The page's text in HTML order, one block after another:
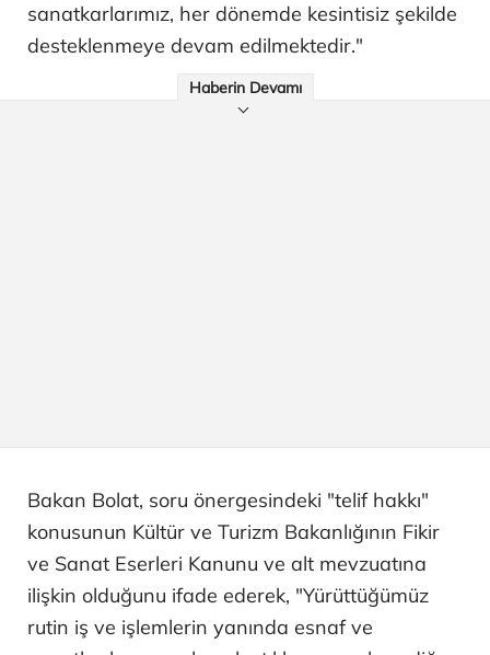
sanatkarlarımız, her dönemde kesintisiz şekilde
desteklenmeye devam edilmektedir."
Haberin Devamı
Bakan Bolat, soru önergesindeki "telif hakkı"
konusunun Kültür ve Turizm Bakanlığının Fikir
ve Sanat Eserleri Kanunu ve alt mevzuatına
ilişkin olduğunu ifade ederek, "Yürüttüğümüz
rutin iş ve işlemlerin yanında esnaf ve